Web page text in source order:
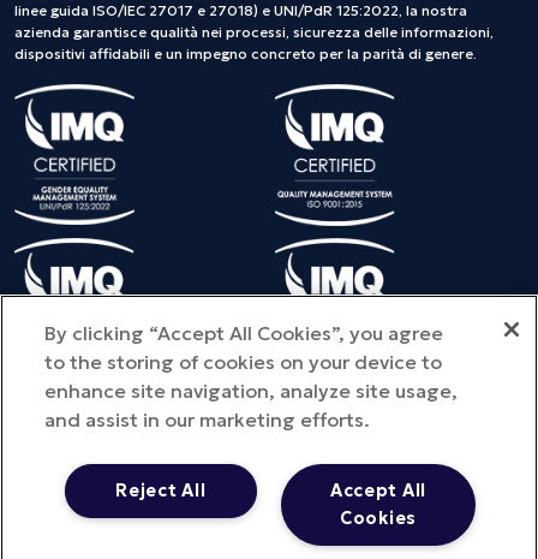
linee guida ISO/IEC 27017 e 27018) e UNI/PdR 125:2022, la nostra
azienda garantisce qualità nei processi, sicurezza delle informazioni,
dispositivi affidabili e un impegno concreto per la parità di genere.
©Copyright 2025 METEDA S.r.l. - Tutti i diritti riservati - Provincia
dell'ufficio registro di iscrizione: MI - NUMERO REA: MI – 2810578
Capitale sociale: € 100.000 i.v. - P.IVA 01713290441 -
- Quality Policy- Cloud Security Policy
By clicking “Accept All Cookies”, you agree
to the storing of cookies on your device to
enhance site navigation, analyze site usage,
and assist in our marketing efforts.
Accept All
Cookies
Reject All